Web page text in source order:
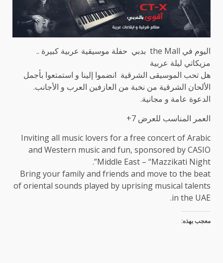
اليوم في the Mall بدبي حفلة موسيقية عربية كبيرة ..
مزيكاتي ليلة عربية
هل تحب الموسيقى الشرقية انضموا إلينا و استمتعوا بأجمل
الألحان الشرقية من نخبة من العازفين العرب و الأجانب.
الدعوة عامة و مجانية.
العمر المناسب للعرض 7+
Inviting all music lovers for a free concert of Arabic
and Western music and fun, sponsored by CASIO
Middle East – “Mazzikati Night”.
Bring your family and friends and move to the beat
of oriental sounds played by uprising musical talents
in the UAE.
معجب بهذه: